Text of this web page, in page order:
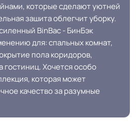
Хорошая
Уникальные дизайны, хорошая
0.20 мм (200) мкм
+-10% мкм
которые сделают уютней
зашита облегчит уборку.
BinBac - БинБэк
для: спальных комнат,
пола коридоров,
гостиниц. Хочется особо
которая может
качество за разумные